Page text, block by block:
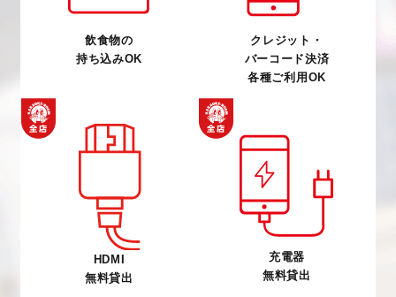
飲食物の
持ち込みOK
クレジット・
バーコード決済
各種ご利用OK
HDMI
無料貸出
充電器
無料貸出